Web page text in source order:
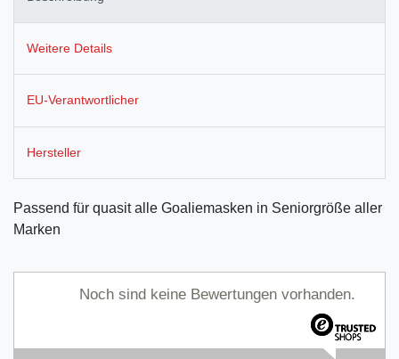
Weitere Details
EU-Verantwortlicher
Hersteller
Passend für quasit alle Goaliemasken in Seniorgröße aller
Marken
Noch sind keine Bewertungen vorhanden.